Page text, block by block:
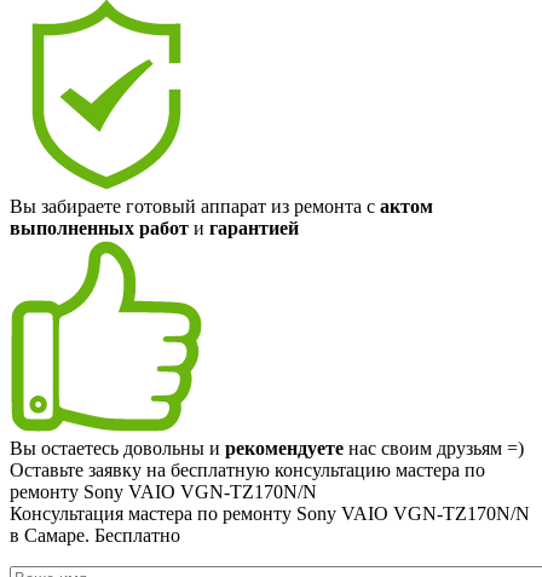
Вы забираете готовый аппарат из ремонта с актом
выполненных работ и гарантией
Вы остаетесь довольны и рекомендуете нас своим друзьям =)
Оставьте заявку на бесплатную консультацию мастера по
ремонту Sony VAIO VGN-TZ170N/N
Консультация мастера по ремонту Sony VAIO VGN-TZ170N/N
в Самаре. Бесплатно